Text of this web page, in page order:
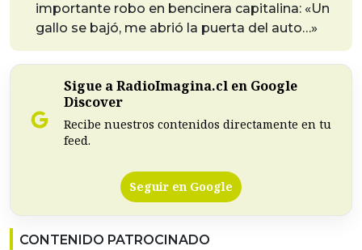
importante robo en bencinera capitalina: «Un
gallo se bajó, me abrió la puerta del auto…»
Sigue a RadioImagina.cl en Google
Discover
Recibe nuestros contenidos directamente en tu
feed.
Seguir en Google
CONTENIDO PATROCINADO